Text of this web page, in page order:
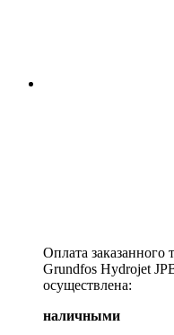
Оплата заказанного
Grundfos Hydrojet
осуществлена:
наличными